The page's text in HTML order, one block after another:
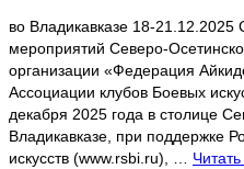
во Владикавказе 18-
мероприятий Северо-
организации «Федерация
Ассоциации клубов Боевых
декабря 2025 года в столице
Владикавказе, при поддержке
искусств (www.rsbi.ru), …